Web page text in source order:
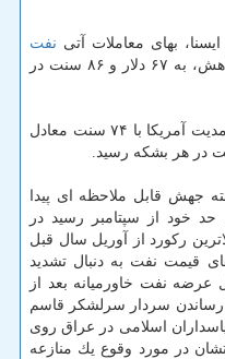
بهای معاملات آتی نفت
برنت با ۸۲ سنت معادل ۱.۵ درصد كاهش، به ۶۷ دلار و ۸۶ سنت در
بهای معاملات آتی وست تگزاس اینترمدیت آمریكا با ۷۴ سنت معادل
جهش قابل ملاحظه ای پیدا
حد خود از سپتامبر رسید در
ركورد از آوریل سال قبل
قیمت نفت به دنبال تشدید
عرضه نفت خاورمیانه بعد از
رساندن سردار سرلشكر قاسم
اسلامی در عراق روی
در مورد وقوع یك منازعه